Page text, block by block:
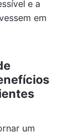
e a
em
um